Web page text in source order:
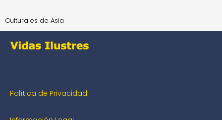
Culturales de Asia
Política de Privacidad